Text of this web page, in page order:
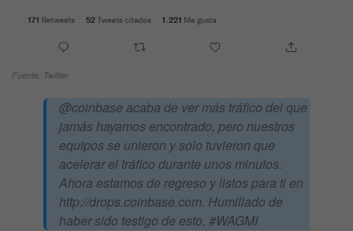
Fuente: Twitter
@coinbase acaba de ver más tráfico del que
jamás hayamos encontrado, pero nuestros
equipos se unieron y solo tuvieron que
acelerar el tráfico durante unos minutos.
Ahora estamos de regreso y listos para ti en
http://drops.coinbase.com. Humillado de
haber sido testigo de esto. #WAGMI